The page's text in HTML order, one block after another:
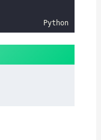
Python